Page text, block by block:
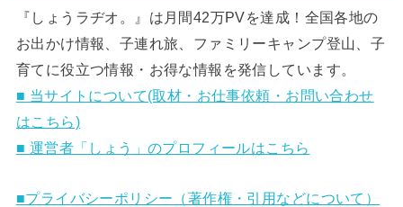
『しょうラヂオ。』は月間42万PVを達成！全国各地の
お出かけ情報、子連れ旅、ファミリーキャンプ登山、子
育てに役立つ情報・お得な情報を発信しています。
■ 当サイトについて(取材・お仕事依頼・お問い合わせ
はこちら)
■ 運営者「しょう」のプロフィールはこちら
■プライバシーポリシー（著作権・引用などについて）